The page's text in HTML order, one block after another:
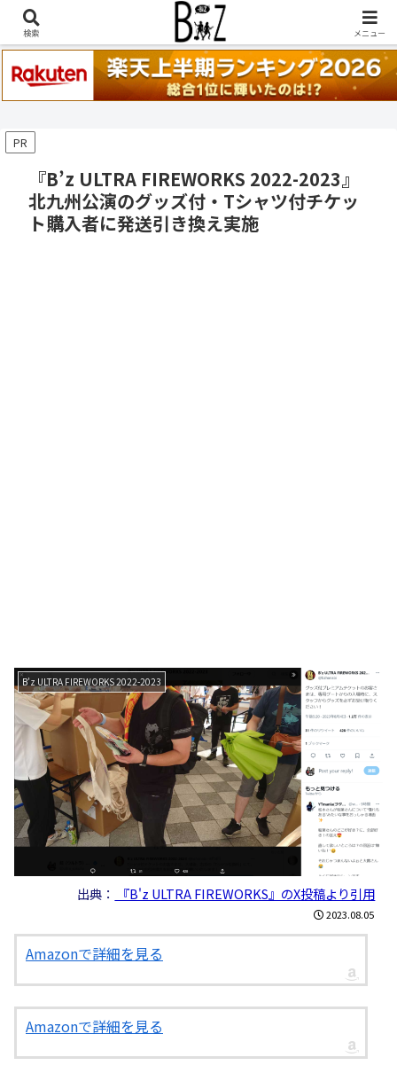
稲葉浩志『en-Zepp』『enⅣ』セトリ一覧はこちら
PR
『B’z ULTRA FIREWORKS 2022-2023』
北九州公演のグッズ付・Tシャツ付チケッ
ト購入者に発送引き換え実施
B’z ULTRA FIREWORKS 2022-2023
出典： 『B'z ULTRA FIREWORKS』のX投稿より引用
2023.08.05
Amazonで詳細を見る
Amazonで詳細を見る
検索 メニュー